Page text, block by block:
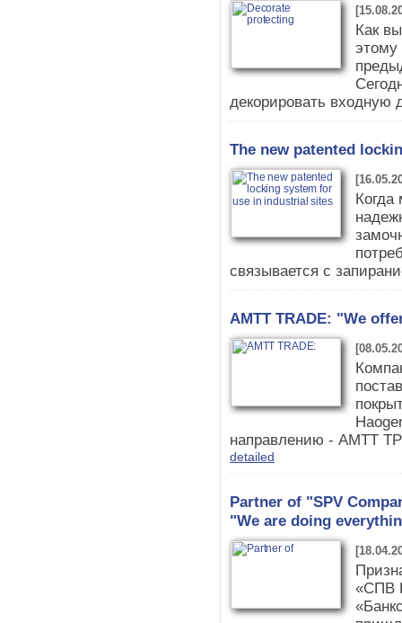
Как
этому
декорировать входную
The new patented
Когда
связывается с
AMTT TRADE: "We
направлению - АМТТ
detailed
Partner of "SPV
"We are doing
«СПВ